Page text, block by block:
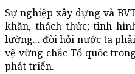
Sự nghiệp xây dựng và
khăn, thách thức; tình
lường... đòi hỏi nước ta
vệ vững chắc Tổ quốc
phát triển.